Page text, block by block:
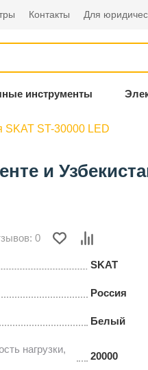
Контакты Для
инструменты
SKAT ST-30000 LED
и
0
SKAT
Россия
Белый
нагрузки,
20000